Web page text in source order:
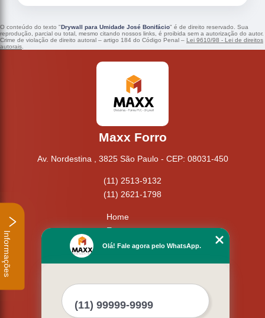
O conteúdo do texto "Drywall para Umidade José Bonifácio" é de direito reservado. Sua
reprodução, parcial ou total, mesmo citando nossos links, é proibida sem a autorização do autor.
Crime de violação de direito autoral – artigo 184 do Código Penal – Lei 9610/98 - Lei de direitos
autorais.
Maxx Forro
Av. Nordestina , 3825 São Paulo - CEP: 08031-450
(11) 2513-9132
(11) 2621-1798
Home
Empresa
Missão
Mapa do site
Informações Olá! Fale agora pelo WhatsApp.